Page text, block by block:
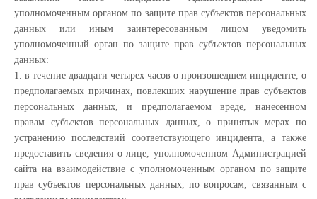
уполномоченным органом по защите прав субъектов персональных
данных или иным заинтересованным лицом уведомить
уполномоченный орган по защите прав субъектов персональных
данных:
1. в течение двадцати четырех часов о произошедшем инциденте, о
предполагаемых причинах, повлекших нарушение прав субъектов
персональных данных, и предполагаемом вреде, нанесенном
правам субъектов персональных данных, о принятых мерах по
устранению последствий соответствующего инцидента, а также
предоставить сведения о лице, уполномоченном Администрацией
сайта на взаимодействие с уполномоченным органом по защите
прав субъектов персональных данных, по вопросам, связанным с